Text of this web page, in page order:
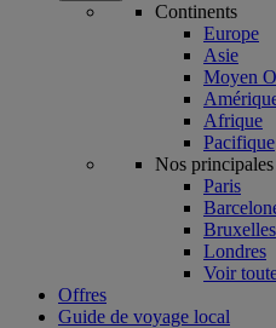
Continents
Europe
Asie
Moyen
Afrique
Pacifique
Nos
Paris
Bruxelles
Londres
Voir
Offres
Guide de voyage local